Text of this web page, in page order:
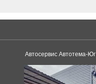
Автосервис Автотема-Юг